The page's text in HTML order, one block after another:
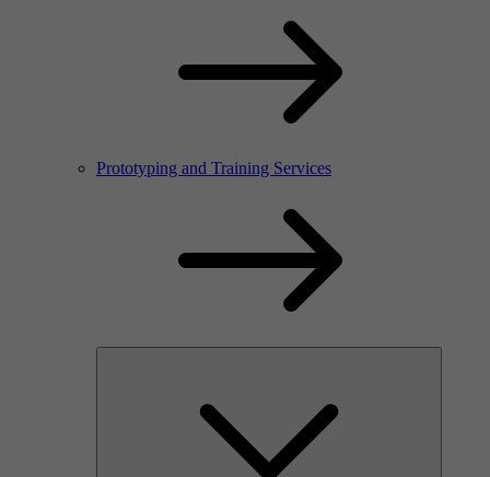
Prototyping and Training Services